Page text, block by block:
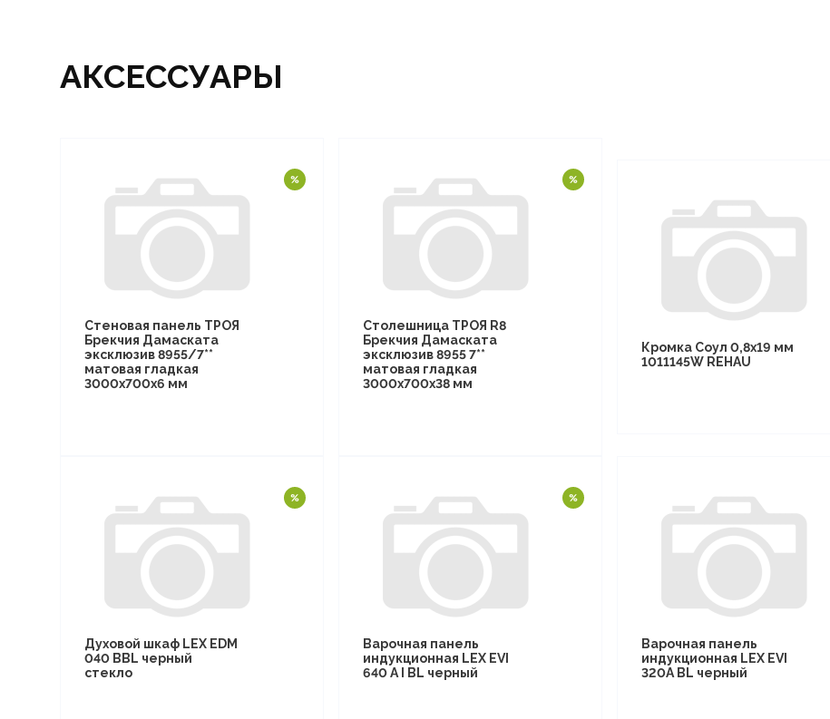
АКСЕССУАРЫ
Стеновая панель ТРОЯ
Брекчия Дамаската
эксклюзив 8955/7**
матовая гладкая
3000х700х6 мм
Столешница ТРОЯ R8
Брекчия Дамаската
эксклюзив 8955 7**
матовая гладкая
3000х700х38 мм
Кромка Соул 0,8х19 мм
1011145W REHAU
Духовой шкаф LEX EDM
040 BBL черный
стекло
Варочная панель
индукционная LEX EVI
640 A I BL черный
Варочная панель
индукционная LEX EVI
320A BL черный